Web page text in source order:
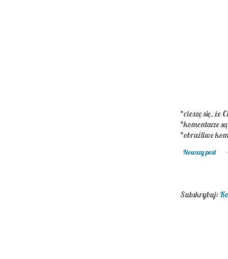
*cieszę się, że
*komentarze
*obraźliwe
Nowszy post
Subskrybuj: